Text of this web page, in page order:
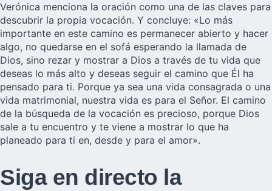
Verónica menciona la oración como una de las claves para
descubrir la propia vocación. Y concluye: «Lo más
importante en este camino es permanecer abierto y hacer
algo, no quedarse en el sofá esperando la llamada de
Dios, sino rezar y mostrar a Dios a través de tu vida que
deseas lo más alto y deseas seguir el camino que Él ha
pensado para ti. Porque ya sea una vida consagrada o una
vida matrimonial, nuestra vida es para el Señor. El camino
de la búsqueda de la vocación es precioso, porque Dios
sale a tu encuentro y te viene a mostrar lo que ha
planeado para ti en, desde y para el amor».
Siga en directo la